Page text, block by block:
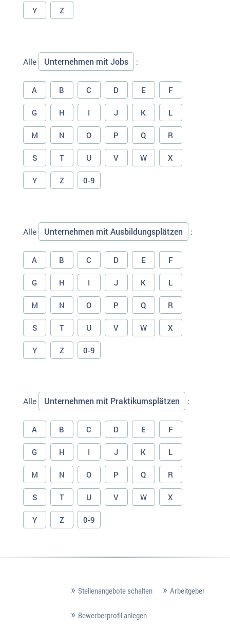
Y Z
Alle Unternehmen mit Jobs :
A B C D E F
G H I J K L
M N O P Q R
S T U V W X
Y Z 0-9
Alle Unternehmen mit Ausbildungsplätzen :
A B C D E F
G H I J K L
M N O P Q R
S T U V W X
Y Z 0-9
Alle Unternehmen mit Praktikumsplätzen :
A B C D E F
G H I J K L
M N O P Q R
S T U V W X
Y Z 0-9
Stellenangebote schalten Arbeitgeber
Bewerberprofil anlegen